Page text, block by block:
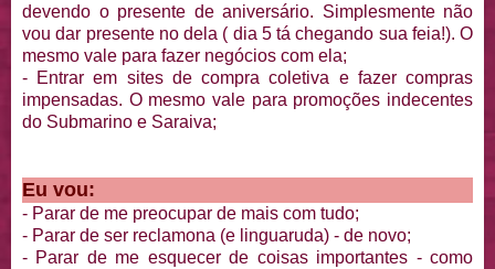
devendo o presente de aniversário. Simplesmente não
vou dar presente no dela ( dia 5 tá chegando sua feia!). O
mesmo vale para fazer negócios com ela;
- Entrar em sites de compra coletiva e fazer compras
impensadas. O mesmo vale para promoções indecentes
do Submarino e Saraiva;
Eu vou:
- Parar de me preocupar de mais com tudo;
- Parar de ser reclamona (e linguaruda) - de novo;
- Parar de me esquecer de coisas importantes - como